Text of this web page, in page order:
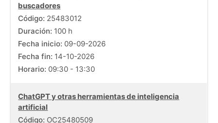
Código: 25483012
buscadores
Duración: 100 h
Fecha inicio: 09-09-2026
Fecha fin: 14-10-2026
Horario: 09:30 - 13:30
Código: OC25480509
ChatGPT y otras herramientas de inteligencia
artificial